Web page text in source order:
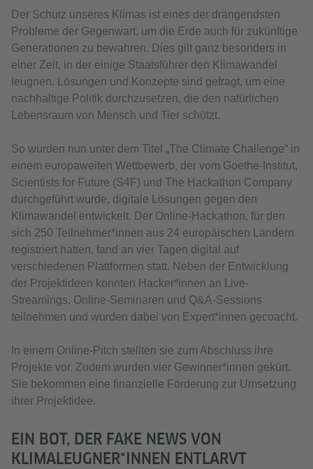
Der Schutz unseres Klimas ist eines der drängendsten
Probleme der Gegenwart, um die Erde auch für zukünftige
Generationen zu bewahren. Dies gilt ganz besonders in
einer Zeit, in der einige Staatsführer den Klimawandel
leugnen. Lösungen und Konzepte sind gefragt, um eine
nachhaltige Politik durchzusetzen, die den natürlichen
Lebensraum von Mensch und Tier schützt.
So wurden nun unter dem Titel „The Climate Challenge“ in
einem europaweiten Wettbewerb, der vom Goethe-Institut,
Scientists for Future (S4F) und The Hackathon Company
durchgeführt wurde, digitale Lösungen gegen den
Klimawandel entwickelt. Der Online-Hackathon, für den
sich 250 Teilnehmer*innen aus 24 europäischen Ländern
registriert hatten, fand an vier Tagen digital auf
verschiedenen Plattformen statt. Neben der Entwicklung
der Projektideen konnten Hacker*innen an Live-
Streamings, Online-Seminaren und Q&A-Sessions
teilnehmen und wurden dabei von Expert*innen gecoacht.
In einem Online-Pitch stellten sie zum Abschluss ihre
Projekte vor. Zudem wurden vier Gewinner*innen gekürt.
Sie bekommen eine finanzielle Förderung zur Umsetzung
ihrer Projektidee.
EIN BOT, DER FAKE NEWS VON
KLIMALEUGNER*INNEN ENTLARVT